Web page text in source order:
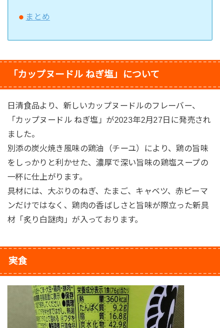
まとめ
「カップヌードル ねぎ塩」について
日清食品より、新しいカップヌードルのフレーバー、
「カップヌードル ねぎ塩」が2023年2月27日に発売され
ました。
別添の炭火焼き風味の鶏油（チーユ）により、鶏の旨味
をしっかりと利かせた、濃厚で深い旨味の鶏塩スープの
一杯に仕上がります。
具材には、大ぶりのねぎ、たまご、キャベツ、赤ピーマ
ンだけではなく、鶏肉の香ばしさと旨味が際立った新具
材「炙り白謎肉」が入っております。
実食